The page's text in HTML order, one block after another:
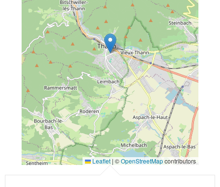
Leaflet | ©OpenStreetMapcontributors